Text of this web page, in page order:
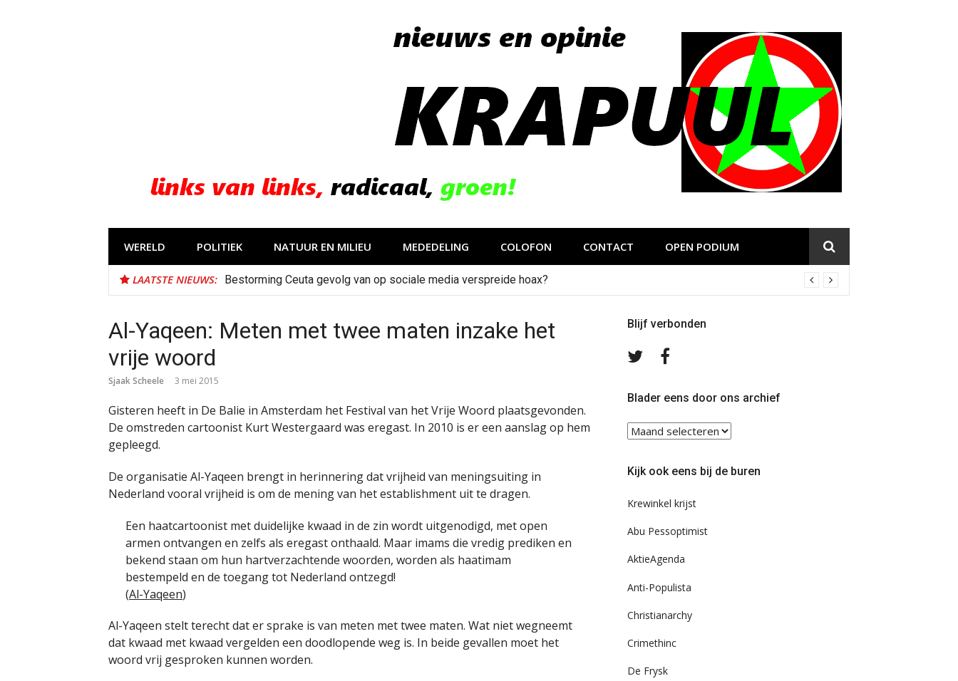
WERELD POLITIEK NATUUR EN MILIEU MEDEDELING COLOFON CONTACT OPEN PODIUM
LAATSTE NIEUWS: Bestorming Ceuta gevolg van op sociale media verspreide hoax?
Al-Yaqeen: Meten met twee maten inzake het
vrije woord
Sjaak Scheele 3 mei 2015
Gisteren heeft in De Balie in Amsterdam het Festival van het Vrije Woord plaatsgevonden.
De omstreden cartoonist Kurt Westergaard was eregast. In 2010 is er een aanslag op hem
gepleegd.
De organisatie Al-Yaqeen brengt in herinnering dat vrijheid van meningsuiting in
Nederland vooral vrijheid is om de mening van het establishment uit te dragen.
Een haatcartoonist met duidelijke kwaad in de zin wordt uitgenodigd, met open
armen ontvangen en zelfs als eregast onthaald. Maar imams die vredig prediken en
bekend staan om hun hartverzachtende woorden, worden als haatimam
bestempeld en de toegang tot Nederland ontzegd!
(Al-Yaqeen)
Al-Yaqeen stelt terecht dat er sprake is van meten met twee maten. Wat niet wegneemt
dat kwaad met kwaad vergelden een doodlopende weg is. In beide gevallen moet het
woord vrij gesproken kunnen worden.
Blijf verbonden
Volg
TwitterFacebook
Blader eens door ons archief
Blader
eens
ons
Kijk ook eens bij de buren
Krewinkel krijst
Abu Pessoptimist
AktieAgenda
Anti-Populista
Christianarchy
Crimethinc
De Frysk